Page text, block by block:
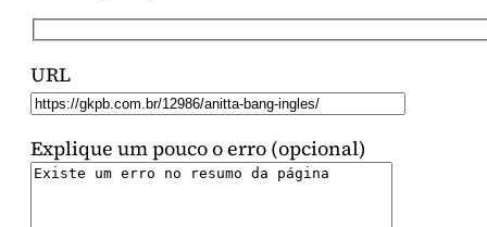
URL
Explique um pouco o erro (opcional)